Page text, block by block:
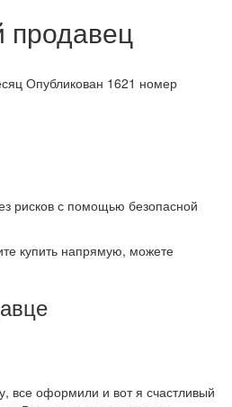
Опубликован 1621 номер
рисков с помощью безопасной
купить напрямую, можете
все оформили и вот я счастливый